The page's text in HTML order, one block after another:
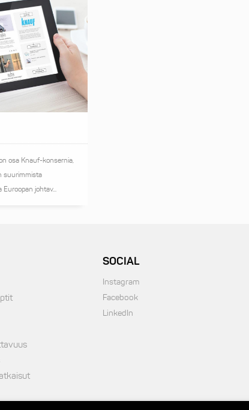
osa Knauf-konsernia,
suurimmista
johtav...
SOCIAL
Instagram
Facebook
LinkedIn